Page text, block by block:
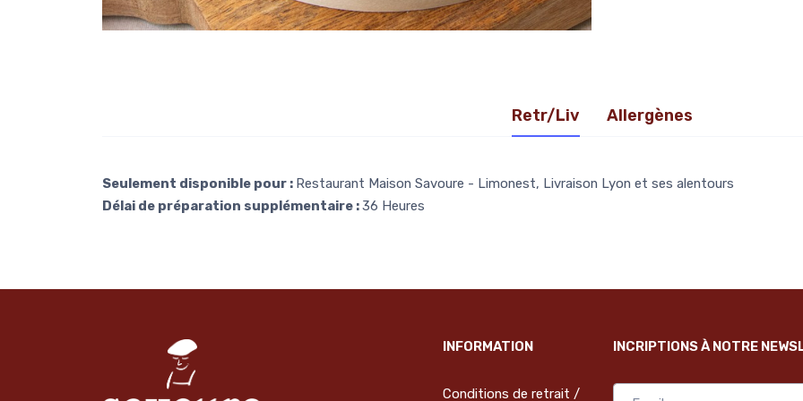
Retr/Liv Allergènes
Seulement disponible pour : Restaurant Maison Savoure - Limonest, Livraison Lyon et ses alentours
Délai de préparation supplémentaire :36 Heures
INFORMATION
Conditions de retrait /
INCRIPTIONS À NOTRE